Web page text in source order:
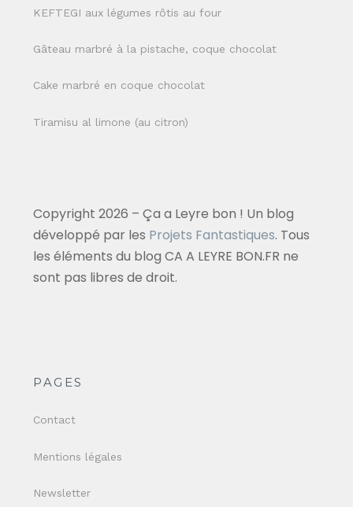
KEFTEGI aux légumes rôtis au four
Gâteau marbré à la pistache, coque chocolat
Cake marbré en coque chocolat
Tiramisu al limone (au citron)
Copyright 2026 – Ça a Leyre bon ! Un blog
développé par les Projets Fantastiques. Tous
les éléments du blog CA A LEYRE BON.FR ne
sont pas libres de droit.
PAGES
Contact
Mentions légales
Newsletter